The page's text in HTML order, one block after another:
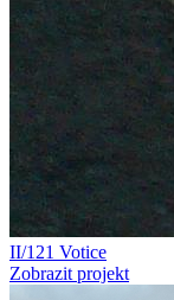
II/121 Votice
Zobrazit projekt